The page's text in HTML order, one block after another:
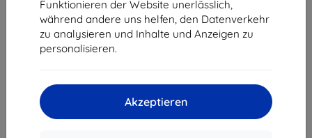
Funktionieren der Website unerlässlich,
während andere uns helfen, den Datenverkehr
zu analysieren und Inhalte und Anzeigen zu
personalisieren.
Akzeptieren
Schutzfolie 3MK Foil ARC 3D Fullscreen Samsung
G928 S6 Edge+, Matte front, back, sides
Geeignet für: Samsung Galaxy S6 Edge+
16,11 €
ohne MWSt